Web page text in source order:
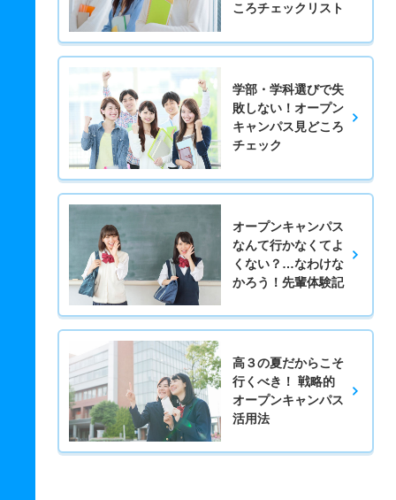
ころチェックリスト
学部・学科選びで失
敗しない！オープン
キャンパス見どころ
チェック
オープンキャンパス
なんて行かなくてよ
くない？…なわけな
かろう！先輩体験記
高３の夏だからこそ
行くべき！ 戦略的
オープンキャンパス
活用法